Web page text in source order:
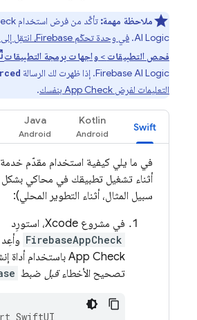
ملاحظة مهمة: تأكَّد من فرض استخدام
AI Logic
. في وحدة تحكّم Firebase، انتقِل
فحص التطبيقات >واجهات برمجة التطبيقات
Firebase AI Logic. إذا ظهرت لك الرسالة
التعليمات لفرض App Check بنفسك.
Swift
Kotlin
Java
في ما يلي كيفية استخدام مقدّم
أثناء تشغيل تطبيقك في محاكي
سبيل المثال، أثناء التطوير المحلي):
في مشروع Xcode، استورِد
FirebaseAppCheck
App Checkباستخدام أداة
تصحيح الأخطاءقبل ضبط
SwiftUI